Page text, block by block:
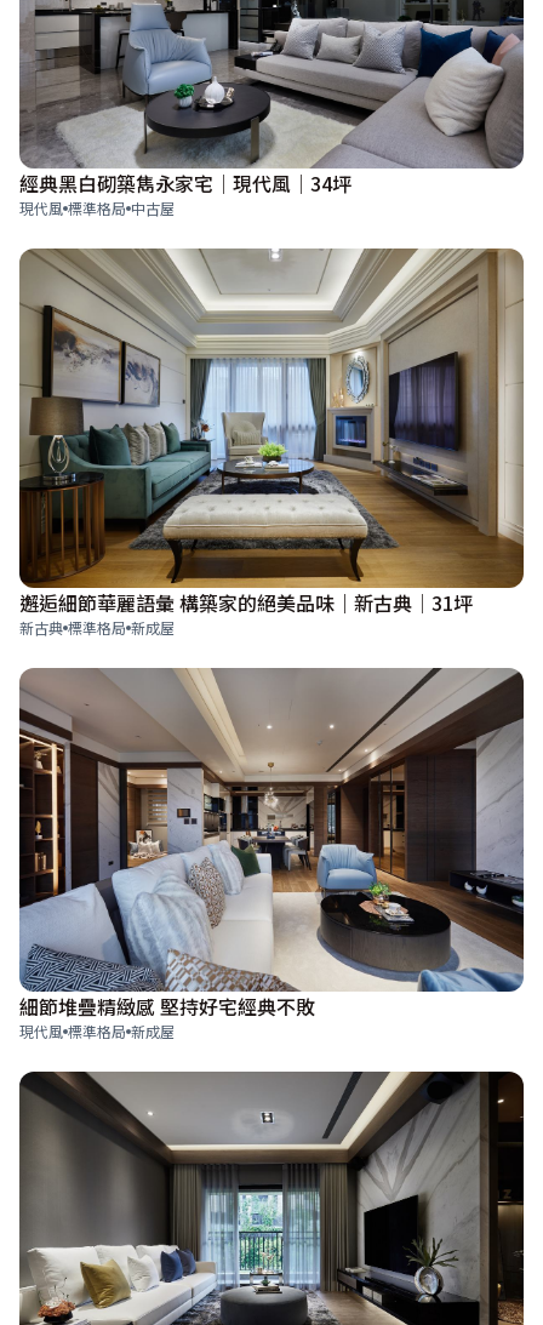
經典黑白砌築雋永家宅│現代風│34坪
現代風 標準格局 中古屋
邂逅細節華麗語彙 構築家的絕美品味｜新古典│31坪
新古典 標準格局 新成屋
細節堆疊精緻感 堅持好宅經典不敗
現代風 標準格局 新成屋